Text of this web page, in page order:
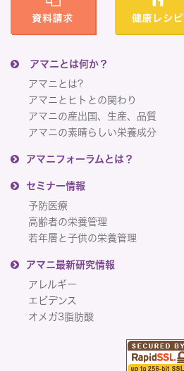
アマニとは何か？
アマニとは?
アマニとヒトとの関わり
アマニの産出国、生産、品質
アマニの素晴らしい栄養成分
アマニフォーラムとは？
セミナー情報
予防医療
高齢者の栄養管理
若年層と子供の栄養管理
アマニ最新研究情報
アレルギー
エビデンス
オメガ3脂肪酸